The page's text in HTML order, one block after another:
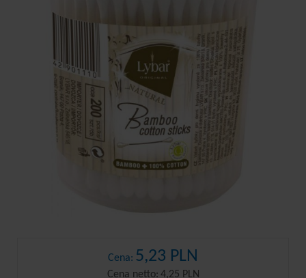
Cena: 5,23 PLN
Cena netto: 4,25 PLN